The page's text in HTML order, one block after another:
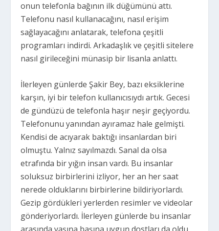
onun telefonla bağının ilk düğümünü attı.
Telefonu nasıl kullanacağını, nasıl erişim
sağlayacağını anlatarak, telefona çeşitli
programları indirdi. Arkadaşlık ve çeşitli sitelere
nasıl girileceğini münasip bir lisanla anlattı.
İlerleyen günlerde Şakir Bey, bazı eksiklerine
karşın, iyi bir telefon kullanıcısıydı artık. Gecesi
de gündüzü de telefonla haşır neşir geçiyordu.
Telefonunu yanından ayıramaz hale gelmişti.
Kendisi de acıyarak baktığı insanlardan biri
olmuştu. Yalnız sayılmazdı. Sanal da olsa
etrafında bir yığın insan vardı. Bu insanlar
soluksuz birbirlerini izliyor, her an her saat
nerede olduklarını birbirlerine bildiriyorlardı.
Gezip gördükleri yerlerden resimler ve videolar
gönderiyorlardı. İlerleyen günlerde bu insanlar